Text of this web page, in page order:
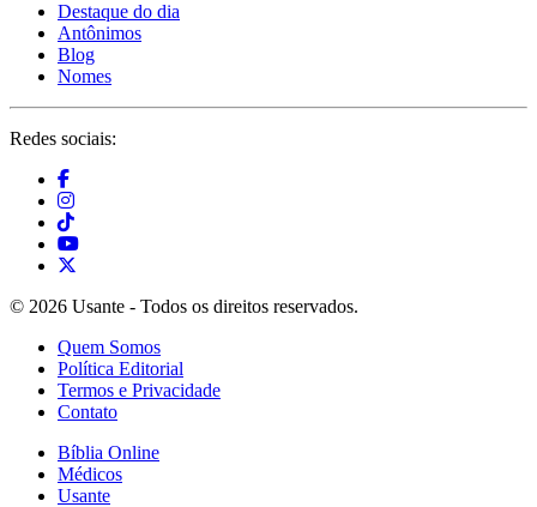
Destaque do dia
Antônimos
Blog
Nomes
Redes sociais:
© 2026 Usante - Todos os direitos reservados.
Quem Somos
Política Editorial
Termos e Privacidade
Contato
Bíblia Online
Médicos
Usante